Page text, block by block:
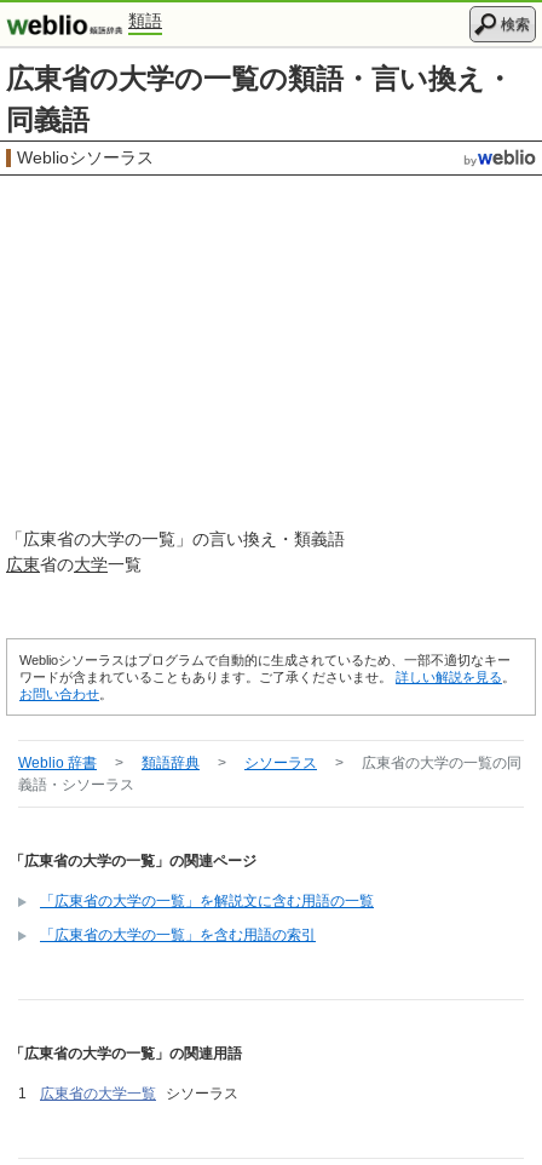
類語 検索
広東省の大学の一覧の類語・言い換え・
同義語
Weblioシソーラス
「広東省の大学の一覧 」の言い換え・類義語
広東省の大学一覧
Weblioシソーラスはプログラムで自動的に生成されているため、一部不適切なキー
ワードが含まれていることもあります。ご了承くださいませ。 詳しい解説を見る
お問い合わせ
Weblio 辞書 > 類語辞典 > シソーラス > 広東省の大学の一覧の同
義語・シソーラス
「広東省の大学の一覧」の関連ページ
「広東省の大学の一覧」を解説文に含む用語の一覧
「広東省の大学の一覧」を含む用語の索引
「広東省の大学の一覧」の関連用語
広東省の大学一覧 シソーラス